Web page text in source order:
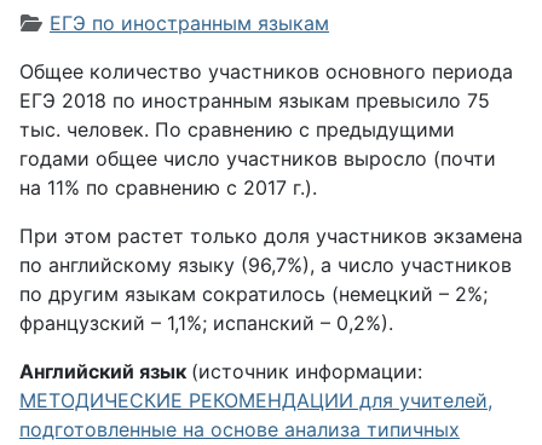
Информация о материале
ЕГЭ по иностранным языкам
Общее количество участников основного периода
ЕГЭ 2018 по иностранным языкам превысило 75
тыс. человек. По сравнению с предыдущими
годами общее число участников выросло (почти
на 11% по сравнению с 2017 г.).
При этом растет только доля участников экзамена
по английскому языку (96,7%), а число участников
по другим языкам сократилось (немецкий – 2%;
французский – 1,1%; испанский – 0,2%).
Английский язык (источник информации:
МЕТОДИЧЕСКИЕ РЕКОМЕНДАЦИИ для учителей,
подготовленные на основе анализа типичных